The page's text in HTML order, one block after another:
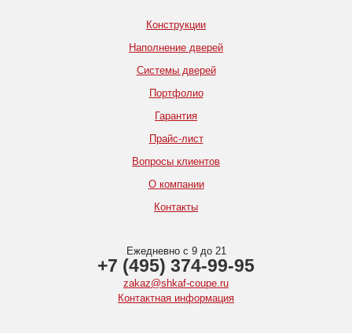
Конструкции
Наполнение дверей
Системы дверей
Портфолио
Гарантия
Прайс-лист
Вопросы клиентов
О компании
Контакты
Ежедневно с 9 до 21
+7 (495) 374-99-95
zakaz@shkaf-coupe.ru
Контактная информация